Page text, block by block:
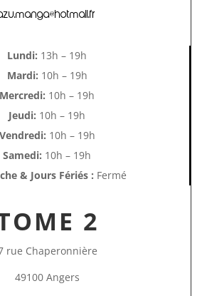
Lundi: 13h – 19h
Mardi: 10h – 19h
Mercredi: 10h – 19h
Jeudi: 10h – 19h
Vendredi: 10h – 19h
Samedi: 10h – 19h
& Jours Fériés : Fermé
2
rue Chaperonnière
49100 Angers